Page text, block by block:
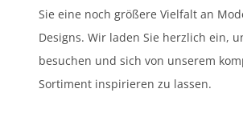
Sie eine noch größere Vielfalt an
Designs. Wir laden Sie herzlich ein,
besuchen und sich von unserem
Sortiment inspirieren zu lassen.